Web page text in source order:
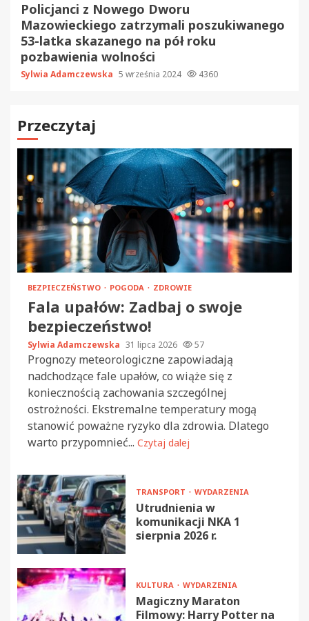
Policjanci z Nowego Dworu
Mazowieckiego zatrzymali poszukiwanego
53-latka skazanego na pół roku
pozbawienia wolności
Sylwia Adamczewska 5 września 2024 4360
Przeczytaj
BEZPIECZEŃSTWO POGODA ZDROWIE
Fala upałów: Zadbaj o swoje
bezpieczeństwo!
Sylwia Adamczewska 31 lipca 2026 57
Prognozy meteorologiczne zapowiadają
nadchodzące fale upałów, co wiąże się z
koniecznością zachowania szczególnej
ostrożności. Ekstremalne temperatury mogą
stanowić poważne ryzyko dla zdrowia. Dlatego
warto przypomnieć... Czytaj dalej
TRANSPORT WYDARZENIA
Utrudnienia w
komunikacji NKA 1
sierpnia 2026 r.
KULTURA WYDARZENIA
Magiczny Maraton
Filmowy: Harry Potter na